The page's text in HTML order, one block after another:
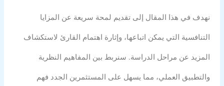
نهدف في هذا المقال إلى تقديم لمحة سريعة عن المزايا
التنافسية التي يمكن اتباعها، وإثارة اهتمام القارئ لاستكشاف
المزيد عن مراحل الدراسة. سنربط بين المفاهيم النظرية
والتطبيق العملي، مما يسهل على المستثمرين الجدد فهم